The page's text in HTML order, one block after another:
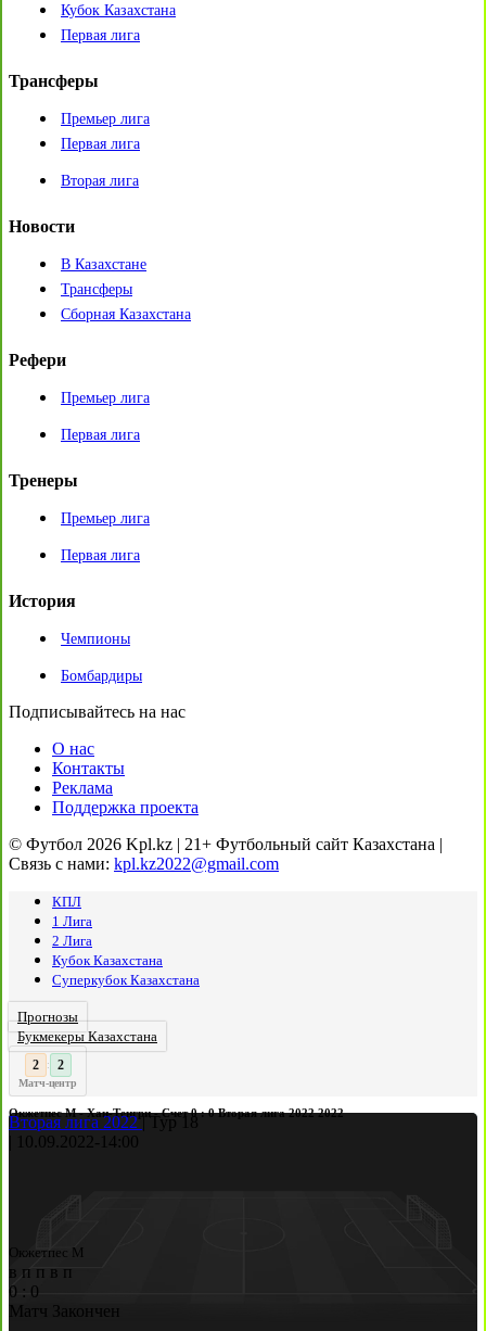
Кубок Казахстана
Первая лига
Трансферы
Премьер лига
Первая лига
Вторая лига
Новости
В Казахстане
Трансферы
Сборная Казахстана
Рефери
Премьер лига
Первая лига
Тренеры
Премьер лига
Первая лига
История
Чемпионы
Бомбардиры
Подписывайтесь на нас
О нас
Контакты
Реклама
Поддержка проекта
© Футбол 2026 Kpl.kz | 21+ Футбольный сайт Казахстана |
Связь с нами: kpl.kz2022@gmail.com
КПЛ
1 Лига
2 Лига
Кубок Казахстана
Суперкубок Казахстана
Прогнозы
Букмекеры Казахстана
3 : 2
Матч-центр
Окжетпес М - Хан-Тенгри - Счет 0 : 0 Вторая лига 2022 2022
Вторая лига 2022| Тур 18
10.09.2022- 14:00
Окжетпес М
в п п в п
0 : 0
Матч Закончен